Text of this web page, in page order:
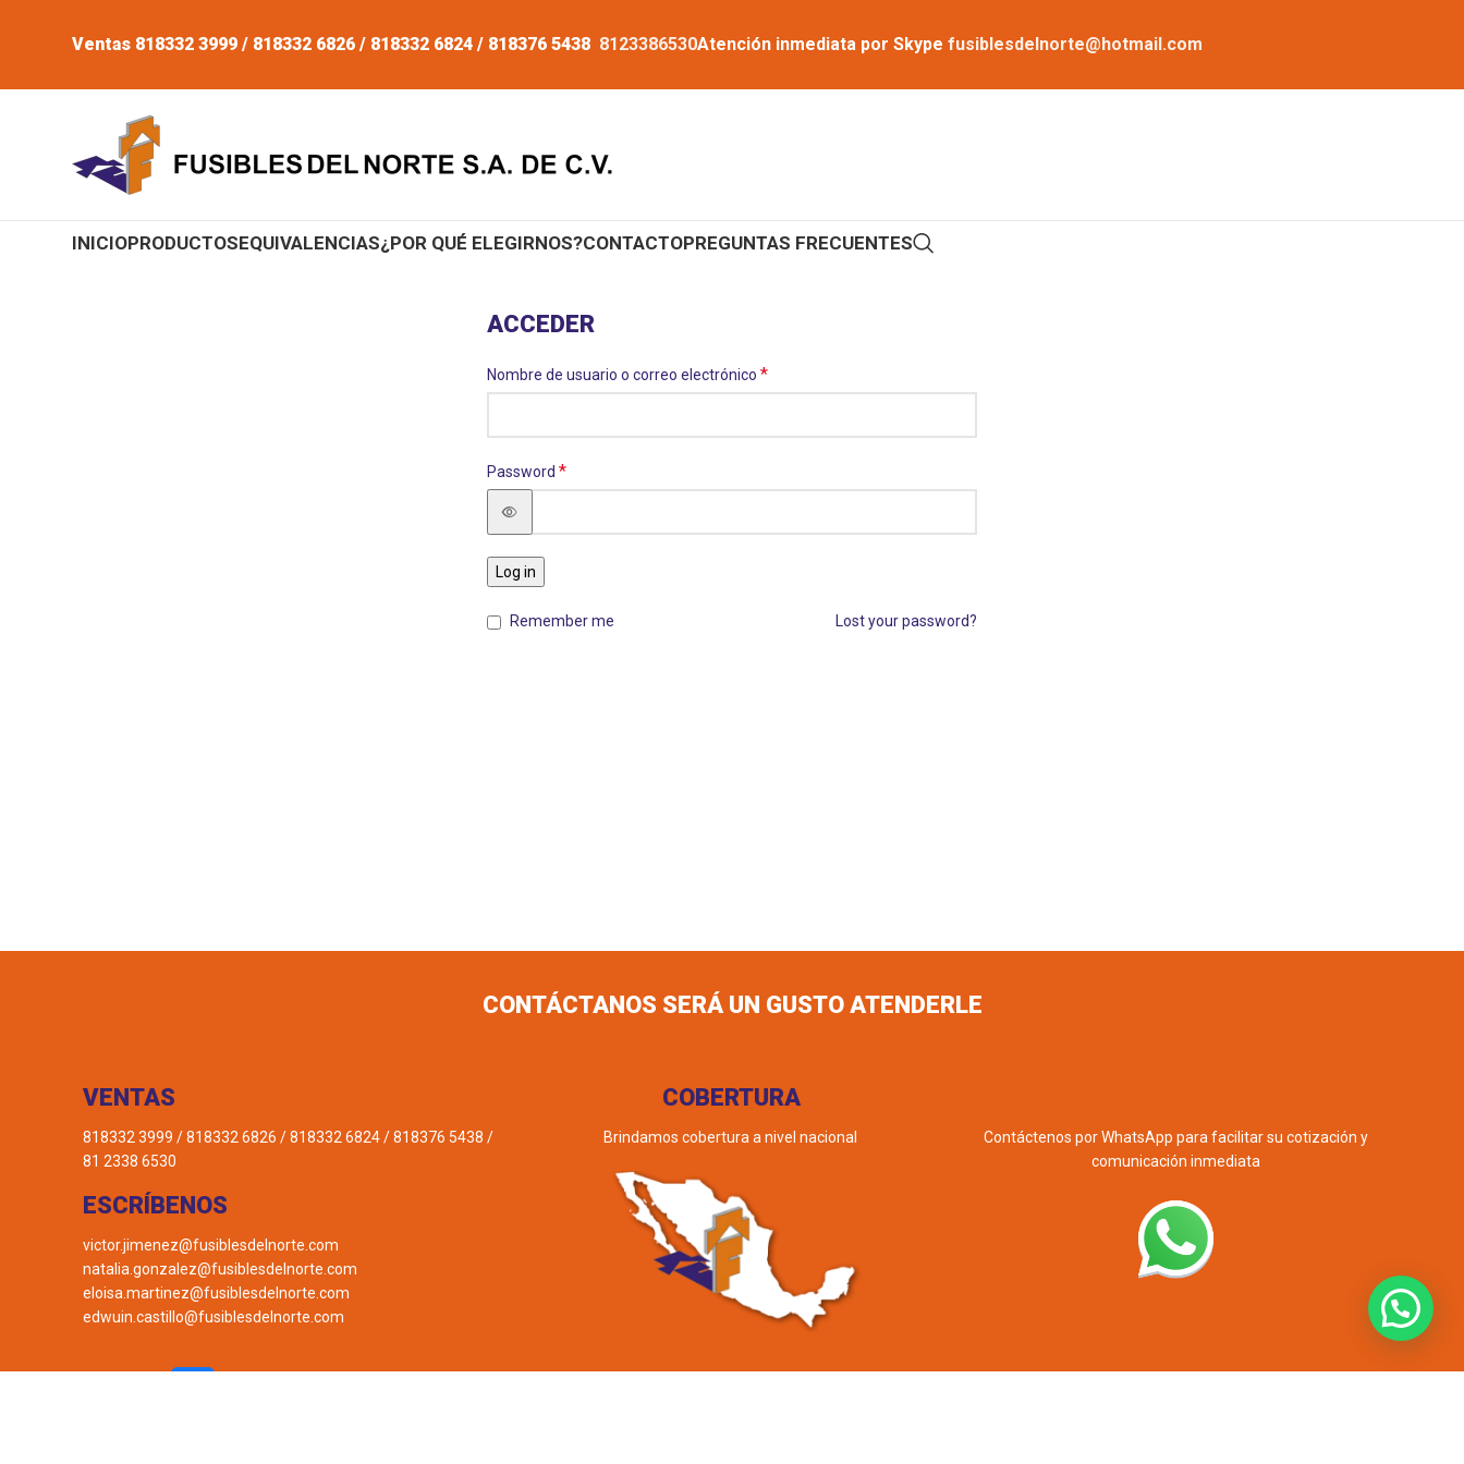
Ventas 818332 3999 / 818332 6826 / 818332 6824 / 818376 5438 8123386530Atención inmediata por Skype fusiblesdelnorte@hotmail.com
INICIOPRODUCTOSEQUIVALENCIAS¿POR QUÉ ELEGIRNOS?CONTACTOPREGUNTAS FRECUENTES
ACCEDER
Nombre de usuario o correo electrónico *
Password *
Log in
Lost your password?
Remember me
CONTÁCTANOS SERÁ UN GUSTO ATENDERLE
VENTAS
818332 3999 / 818332 6826 / 818332 6824 / 818376 5438 /
81 2338 6530
ESCRÍBENOS
victor.jimenez@fusiblesdelnorte.com
natalia.gonzalez@fusiblesdelnorte.com
eloisa.martinez@fusiblesdelnorte.com
edwuin.castillo@fusiblesdelnorte.com
COBERTURA
Brindamos cobertura a nivel nacional
Contáctenos por WhatsApp para facilitar su cotización y
comunicación inmediata